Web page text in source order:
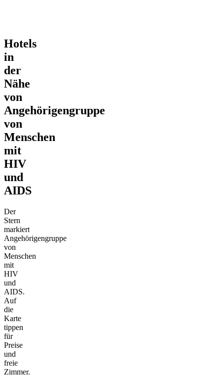
Hotels
in
der
Nähe
von
Angehörigengruppe
von
Menschen
mit
HIV
und
AIDS
Der
Stern
markiert
Angehörigengruppe
von
Menschen
mit
HIV
und
AIDS.
Auf
die
Karte
tippen
für
Preise
und
freie
Zimmer.